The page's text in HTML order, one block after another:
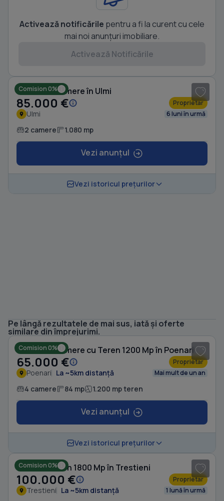
Activează notificările pentru a fi la curent cu cele
mai noi anunțuri imobiliare.
Activează Notificările
Comision 0%
Casă cu 2 camere în Ulmi
85.000 € Proprietar
Ulmi 6 luni în urmă
2 camere 1.080 mp
Vezi anunțul
Vezi istoricul prețurilor
Pe lângă rezultatele de mai sus, iată și oferte
similare din împrejurimi.
Comision 0%
Casă cu 4 camere cu Teren 1200 Mp în Poenari
65.000 € Proprietar
Poenari La ~5km distanță Mai mult de un an
4 camere 84 mp 1.200 mp teren
Vezi anunțul
Vezi istoricul prețurilor
Comision 0%
Casă cu Teren 1800 Mp în Trestieni
100.000 € Proprietar
Trestieni La ~5km distanță 1 lună în urmă